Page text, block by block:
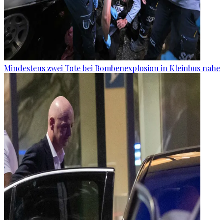
Mindestens zwei Tote bei Bombenexplosion in Kleinbus